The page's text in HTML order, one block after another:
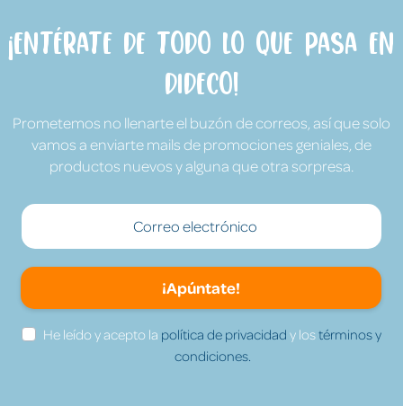
¡Entérate de todo lo que pasa en
Dideco!
Prometemos no llenarte el buzón de correos, así que solo
vamos a enviarte mails de promociones geniales, de
productos nuevos y alguna que otra sorpresa.
¡Apúntate!
He leído y acepto la política de privacidad y lostérminos y
condiciones.